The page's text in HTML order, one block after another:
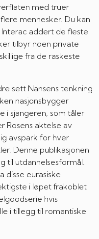
med truer
mennesker. Du kan
Interac addert de fleste
tilbyr noen private
fra de raskeste
sett Nansens tenkning
nasjonsbygger
i sjangeren, som tåler
Rosens aktelse av
avspark for hver
Denne publikasjonen
til utdannelsesformål.
disse eurasiske
i løpet frakoblet
hvis
i tillegg til romantiske